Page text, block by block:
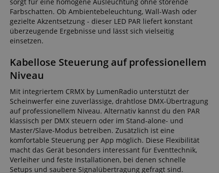
Farbschatten. Ob Ambientebeleuchtung, Wall-Wash oder
gezielte Akzentsetzung - dieser LED PAR liefert konstant
überzeugende Ergebnisse und lässt sich vielseitig
einsetzen.
Kabellose Steuerung auf professionellem
Niveau
Mit integriertem CRMX by LumenRadio unterstützt der
Scheinwerfer eine zuverlässige, drahtlose DMX-Übertragung
auf professionellem Niveau. Alternativ kannst du den PAR
klassisch per DMX steuern oder im Stand-alone- und
Master/Slave-Modus betreiben. Zusätzlich ist eine
komfortable Steuerung per App möglich. Diese Flexibilität
macht das Gerät besonders interessant für Eventtechnik,
Verleiher und feste Installationen, bei denen schnelle
Setups und saubere Signalübertragung gefragt sind.